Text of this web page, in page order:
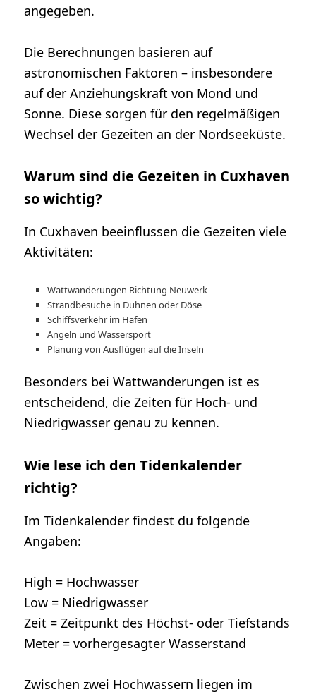
angegeben.
Die Berechnungen basieren auf
astronomischen Faktoren – insbesondere
auf der Anziehungskraft von Mond und
Sonne. Diese sorgen für den regelmäßigen
Wechsel der Gezeiten an der Nordseeküste.
Warum sind die Gezeiten in Cuxhaven
so wichtig?
In Cuxhaven beeinflussen die Gezeiten viele
Aktivitäten:
Wattwanderungen Richtung Neuwerk
Strandbesuche in Duhnen oder Döse
Schiffsverkehr im Hafen
Angeln und Wassersport
Planung von Ausflügen auf die Inseln
Besonders bei Wattwanderungen ist es
entscheidend, die Zeiten für Hoch- und
Niedrigwasser genau zu kennen.
Wie lese ich den Tidenkalender
richtig?
Im Tidenkalender findest du folgende
Angaben:
High = Hochwasser
Low = Niedrigwasser
Zeit = Zeitpunkt des Höchst- oder Tiefstands
Meter = vorhergesagter Wasserstand
Zwischen zwei Hochwassern liegen im